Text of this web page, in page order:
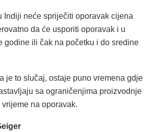
Indiji neće spriječiti oporavak cijena
da će usporiti oporavak i u
godine ili čak na početku i do sredine
je to slučaj, ostaje puno vremena gdje
sa ograničenjima proizvodnje
na oporavak.